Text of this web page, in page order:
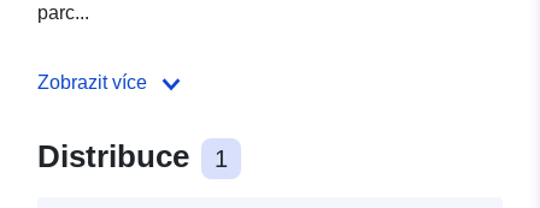
parc...
Zobrazit více
Distribuce 1